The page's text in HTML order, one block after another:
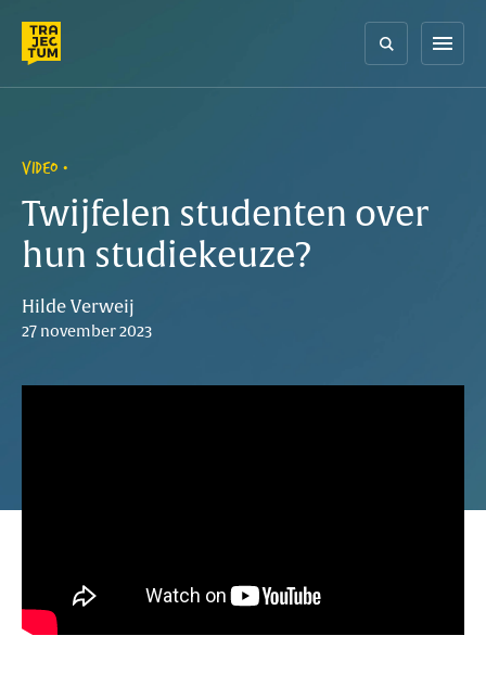
content
menu
VIDEO
Twijfelen studenten over
hun studiekeuze?
Hilde Verweij
27 november 2023